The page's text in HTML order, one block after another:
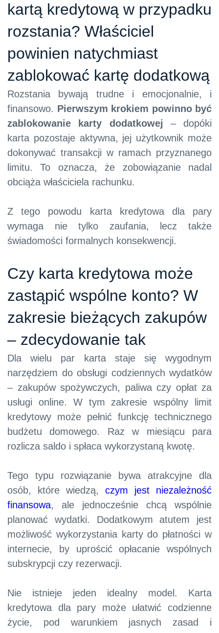
kartą kredytową w przypadku
rozstania? Właściciel
powinien natychmiast
zablokować kartę dodatkową
Rozstania bywają trudne i emocjonalnie, i
finansowo. Pierwszym krokiem powinno być
zablokowanie karty dodatkowej – dopóki
karta pozostaje aktywna, jej użytkownik może
dokonywać transakcji w ramach przyznanego
limitu. To oznacza, że zobowiązanie nadal
obciąża właściciela rachunku.
Z tego powodu karta kredytowa dla pary
wymaga nie tylko zaufania, lecz także
świadomości formalnych konsekwencji.
Czy karta kredytowa może
zastąpić wspólne konto? W
zakresie bieżących zakupów
– zdecydowanie tak
Dla wielu par karta staje się wygodnym
narzędziem do obsługi codziennych wydatków
– zakupów spożywczych, paliwa czy opłat za
usługi online. W tym zakresie wspólny limit
kredytowy może pełnić funkcję technicznego
budżetu domowego. Raz w miesiącu para
rozlicza saldo i spłaca wykorzystaną kwotę.
Tego typu rozwiązanie bywa atrakcyjne dla
osób, które wiedzą, czym jest niezależność
finansowa, ale jednocześnie chcą wspólnie
planować wydatki. Dodatkowym atutem jest
możliwość wykorzystania karty do płatności w
internecie, by uprościć opłacanie wspólnych
subskrypcji czy rezerwacji.
Nie istnieje jeden idealny model. Karta
kredytowa dla pary może ułatwić codzienne
życie, pod warunkiem jasnych zasad i